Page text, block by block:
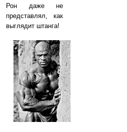
Рон даже не
представлял, как
выглядит штанга!